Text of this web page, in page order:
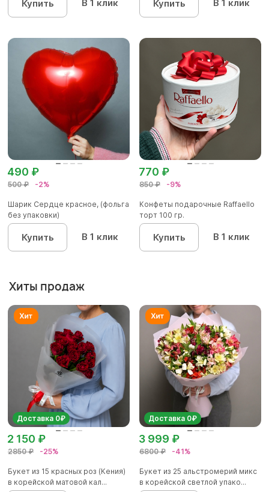
Купить В 1 клик Купить В 1 клик
500 ₽ -2%
490 ₽
Шарик Сердце красное, (фольга
без упаковки)
Купить В 1 клик
850 ₽ -9%
770 ₽
Конфеты подарочные Raffaello
торт 100 гр.
Купить В 1 клик
Хиты продаж
Доставка 0₽
2850 ₽ -25%
2 150 ₽
Букет из 15 красных роз (Кения)
в корейской матовой кал...
Доставка 0₽
6800 ₽ -41%
3 999 ₽
Букет из 25 альстромерий микс
в корейской светлой упако...